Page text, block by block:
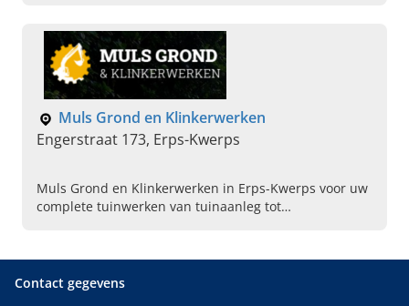
Muls Grond en Klinkerwerken
Engerstraat 173, Erps-Kwerps
Muls Grond en Klinkerwerken in Erps-Kwerps voor uw
complete tuinwerken van tuinaanleg tot
Contact gegevens